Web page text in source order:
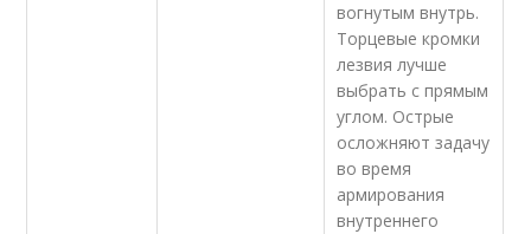
вогнутым внутрь.
Торцевые кромки
лезвия лучше
выбрать с прямым
углом. Острые
осложняют задачу
во время
армирования
внутреннего